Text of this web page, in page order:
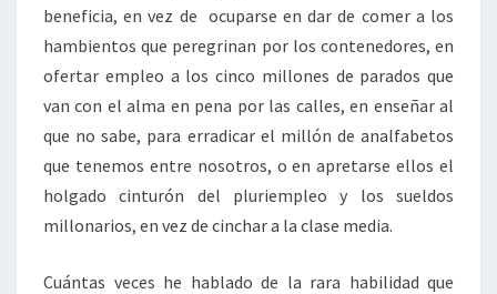
beneficia, en vez de ocuparse en dar de comer a los
hambientos que peregrinan por los contenedores, en
ofertar empleo a los cinco millones de parados que
van con el alma en pena por las calles, en enseñar al
que no sabe, para erradicar el millón de analfabetos
que tenemos entre nosotros, o en apretarse ellos el
holgado cinturón del pluriempleo y los sueldos
millonarios, en vez de cinchar a la clase media.
Cuántas veces he hablado de la rara habilidad que